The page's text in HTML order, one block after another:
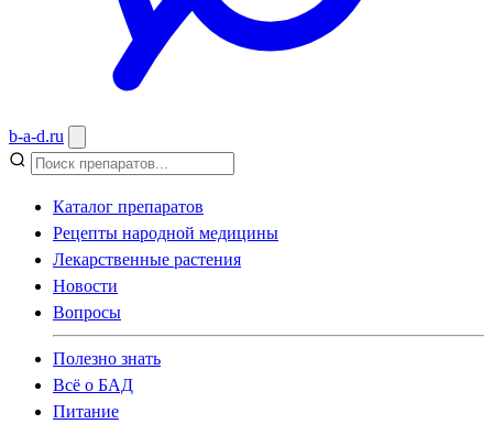
b-a-d.ru
Каталог препаратов
Рецепты народной медицины
Лекарственные растения
Новости
Вопросы
Полезно знать
Всё о БАД
Питание